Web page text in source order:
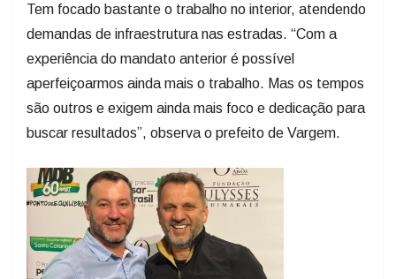
Tem focado bastante o trabalho no interior, atendendo
demandas de infraestrutura nas estradas. “Com a
experiência do mandato anterior é possível
aperfeiçoarmos ainda mais o trabalho. Mas os tempos
são outros e exigem ainda mais foco e dedicação para
buscar resultados”, observa o prefeito de Vargem.